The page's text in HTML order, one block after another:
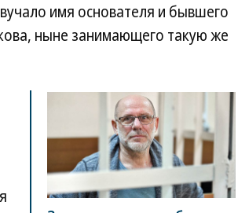
имя основателя и бывшего
ныне занимающего такую же